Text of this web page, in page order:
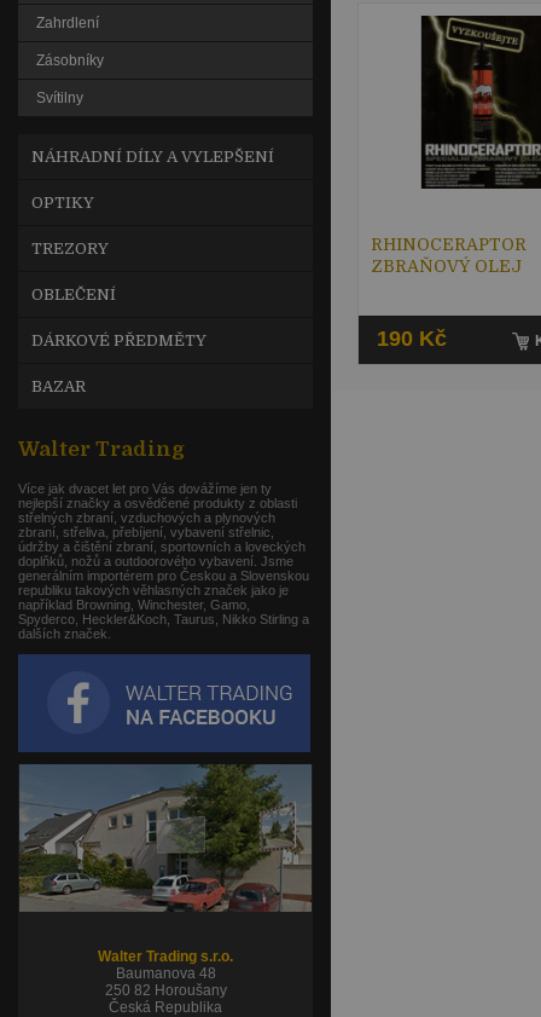
RHINOCERAPTOR
ZBRAŇOVÝ OLEJ
190 Kč
Zahrdlení
Zásobníky
Svítilny
NÁHRADNÍ DÍLY A VYLEPŠENÍ
OPTIKY
TREZORY
OBLEČENÍ
DÁRKOVÉ PŘEDMĚTY
BAZAR
Walter Trading
Více jak dvacet let pro Vás dovážíme jen ty
nejlepší značky a osvědčené produkty z oblasti
střelných zbraní, vzduchových a plynových
zbraní, střeliva, přebíjení, vybavení střelnic,
údržby a čištění zbraní, sportovních a loveckých
doplňků, nožů a outdoorového vybavení. Jsme
generálním importérem pro Českou a Slovenskou
republiku takových věhlasných značek jako je
například Browning, Winchester, Gamo,
Spyderco, Heckler&Koch, Taurus, Nikko Stirling a
dalších značek.
Walter Trading s.r.o.
Baumanova 48
250 82 Horoušany
Česká Republika